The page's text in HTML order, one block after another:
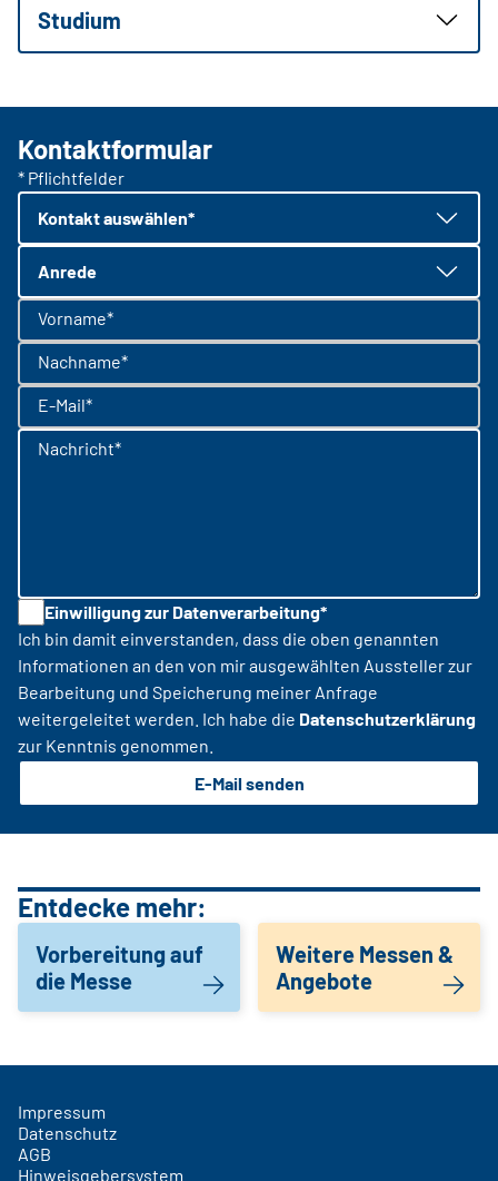
Studium
Kontaktformular
* Pflichtfelder
Kontakt auswählen*
Anrede
Vorname*
Nachname*
E-Mail*
Nachricht*
Einwilligung zur Datenverarbeitung*
Ich bin damit einverstanden, dass die oben genannten
Informationen an den von mir ausgewählten Aussteller zur
Bearbeitung und Speicherung meiner Anfrage
weitergeleitet werden. Ich habe die Datenschutzerklärung
zur Kenntnis genommen.
E-Mail senden
Entdecke mehr:
Vorbereitung auf
die Messe
Weitere Messen &
Angebote
Impressum
Datenschutz
AGB
Hinweisgebersystem